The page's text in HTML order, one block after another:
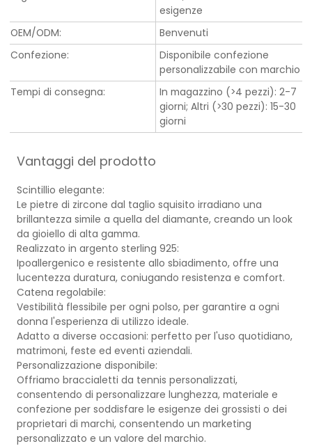
esigenze
OEM/ODM:
Benvenuti
Confezione:
Disponibile confezione
personalizzabile con marchio
Tempi di consegna:
In magazzino (>4 pezzi): 2-7
giorni; Altri (>30 pezzi): 15-30
giorni
Vantaggi del prodotto
Scintillio elegante:
Le pietre di zircone dal taglio squisito irradiano una
brillantezza simile a quella del diamante, creando un look
da gioiello di alta gamma.
Realizzato in argento sterling 925:
Ipoallergenico e resistente allo sbiadimento, offre una
lucentezza duratura, coniugando resistenza e comfort.
Catena regolabile:
Vestibilità flessibile per ogni polso, per garantire a ogni
donna l'esperienza di utilizzo ideale.
Adatto a diverse occasioni: perfetto per l'uso quotidiano,
matrimoni, feste ed eventi aziendali.
Personalizzazione disponibile:
Offriamo braccialetti da tennis personalizzati,
consentendo di personalizzare lunghezza, materiale e
confezione per soddisfare le esigenze dei grossisti o dei
proprietari di marchi, consentendo un marketing
personalizzato e un valore del marchio.